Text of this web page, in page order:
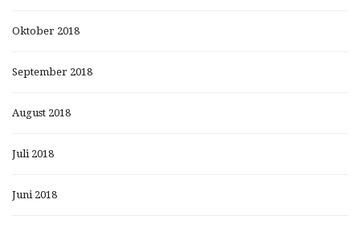
Oktober 2018
September 2018
August 2018
Juli 2018
Juni 2018